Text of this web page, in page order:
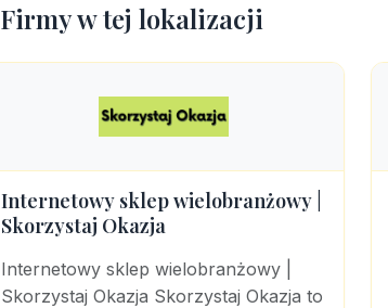
Firmy w tej lokalizacji
Internetowy sklep wielobranżowy |
Skorzystaj Okazja
Internetowy sklep wielobranżowy |
Skorzystaj Okazja Skorzystaj Okazja to